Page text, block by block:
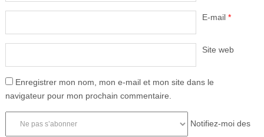
E-mail *
Site web
Enregistrer mon nom, mon e-mail et mon site dans le
navigateur pour mon prochain commentaire.
Notifiez-moi des